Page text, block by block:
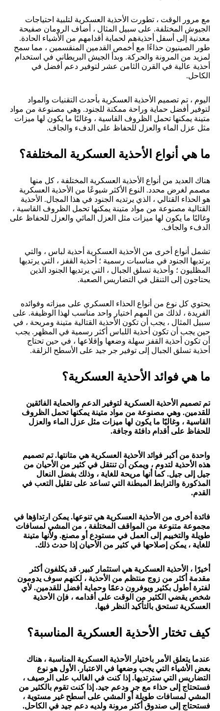
مع مرور الوقت ، تطورت الأحذية العسكرية لتلبية احتياجات
الجيوش المختلفة. على سبيل المثال ، أضاف الرومان صفيحة
معدنية إلى أسفل أحذيةهم لحماية أقدامهم من الأشياء الحادة.
طور الصينيون حذاءًا مع أخمص القدمين المنقسمين ، مما سمح
لمزيد من المرونة والحركة. وبدأ الجيش البريطاني في استخدام
أحذية عالية في القرن الثامن عشر لتوفير دعم أفضل في
الكاحل.
اليوم ، تم تصميم الأحذية العسكرية بأحدث التقنيات والمواد
لتوفير أفضل حماية وراحة ممكنة للجنود. وهي مصنوعة من مواد
متينة يمكنها تحمل الظروف القاسية ، وغالبًا ما يكون لها ميزات
مثل عزل الماء والعزل للحفاظ على الدفء والجاف.
ما هي أنواع الأحذية العسكرية المختلفة؟
هناك العديد من أنواع الأحذية العسكرية المختلفة ، كل منها
مصمم لغرض محدد. النوع الأكثر شيوعًا من الأحذية العسكرية
هو الحذاء القتالي ، الذي يرتديه الجنود في هذا المجال. الأحذية
القتالية مصنوعة من مواد متينة يمكنها تحمل الظروف القاسية ،
وغالبًا ما يكون لها ميزات مثل العزل المائي والعزل للحفاظ على
الدفء والجاف.
تشمل أنواع أخرى من الأحذية العسكرية أحذية لباس ، والتي
يرتديها الجنود في مناسبات رسمية ؛ أحذية القفز ، التي يرتديها
المظليون ؛ وأحذية تسلق الجبال ، التي يرتديها الجنود الذين
يحتاجون إلى التنقل في التضاريس الصعبة.
يحتوي كل نوع من أنواع الحذاء العسكري على ميزاته وفوائده
الفريدة ، لذلك من المهم اختيار واحد مناسب لهذا الوظيفة. على
سبيل المثال ، يجب أن تكون الأحذية القتالية متينة ومريحة ، في
حين يجب أن تكون أحذية اللباس أكثر رسمية في المظهر. يجب
أن تكون أحذية القفز سهلة وضعها وإقلاعها ، في حين تحتاج
أحذية تسلق الجبال إلى توفير جر جيد على الأسطح الزلقة.
ما هي فوائد الأحذية العسكرية؟
تم تصميم الأحذية العسكرية لتوفير الدعم والحماية الفائقين
للقدمين. وهي مصنوعة من مواد متينة يمكنها تحمل الظروف
القاسية ، وغالبًا ما يكون لها ميزات مثل عزل الماء والعزل
للحفاظ على أقدام دافئة وجافة.
واحدة من أكبر فوائد الأحذية العسكرية هي متانتها. تم تصميم
هذه الأحذية لتدوم ، ويمكن أن تنتقل في كثير من الأحيان من
جيل إلى جيل. كما أنها مريحة للغاية ، وذلك بفضل النعال
المذكورة والترابط المبطنة التي تساعد على تقليل التعب في
القدم.
فائدة أخرى من الأحذية العسكرية هي تنوعها. يمكن ارتداؤها في
مجموعة متنوعة من المواقف المختلفة ، من المشي لمسافات
طويلة والتخييم إلى العمل في مستودع أو مصنع. ولأنها متينة
للغاية ، يمكن إصلاحها في كثير من الأحيان إذا حدث ذلك.
أخيرًا ، الأحذية العسكرية هي استثمار كبير. قد يكلفون أكثر
مقدمة أكثر من زوج منتظم من الأحذية ، لكنهم سوف يدومون
لفترة أطول بكثير ويوفرون دعمًا وحماية أفضل للقدمين. لأي
شخص يقضي الكثير من الوقت على أقدامه ، فإن الأحذية
العسكرية تستحق بالتأكيد النظر فيها.
كيف تختار الأحذية العسكرية المناسبة؟
عندما يتعلق الأمر باختيار الأحذية العسكرية المناسبة ، هناك
بعض الأشياء التي يجب وضعها في الاعتبار. الأول هو نوع
التضاريس التي سترتديها. إذا كنت في الغالب على الرصيف ،
فستحتاج إلى حذاء مع جر ودعم جيد. إذا كنت تقوم بالكثير من
المشي لمسافات طويلة أو المشي على أسطح غير مستوية ،
فستحتاج إلى صندوق أكثر مرونة ولديه دعم جيد في الكاحل.